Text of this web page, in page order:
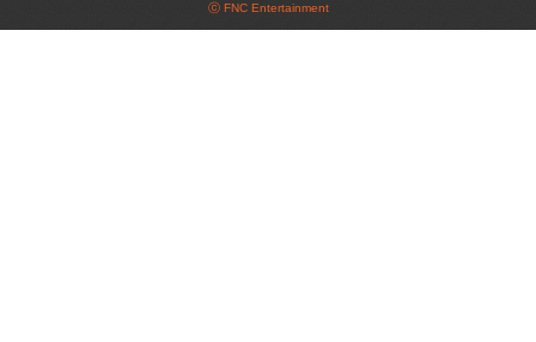
ⓒ FNC Entertainment